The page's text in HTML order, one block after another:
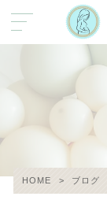
HOME > ブログ